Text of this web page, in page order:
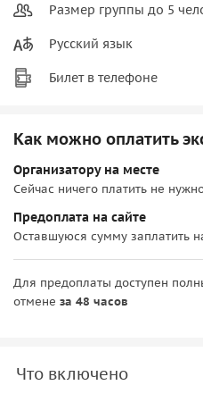
Размер группы до 5
Русский язык
Билет в телефоне
Как можно оплатить
Организатору на месте
Сейчас ничего платить не
Предоплата на сайте
Оставшуюся сумму заплатить
Для предоплаты доступен
отмене за 48 часов
Что включено